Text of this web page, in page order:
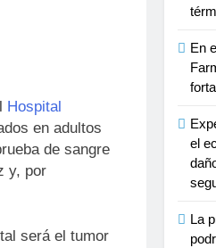
sostenibilidad, autonomía
para el bienestar muscular
las TCAE en España
Hospital
en adultos
de sangre
y, por
será el tumor
En
el
La